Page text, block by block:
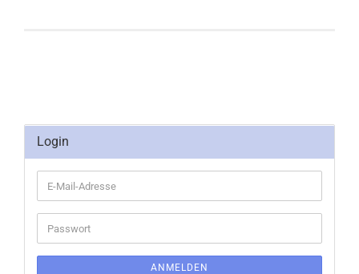
Login
E-
Mail-
Adresse
Passwort
ANMELDEN